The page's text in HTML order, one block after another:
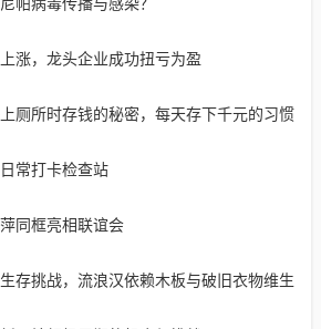
涨，龙头企业成功扭亏为盈
厕所时存钱的秘密，每天存下千元的习惯
常打卡检查站
同框亮相联谊会
存挑战，流浪汉依赖木板与破旧衣物维生